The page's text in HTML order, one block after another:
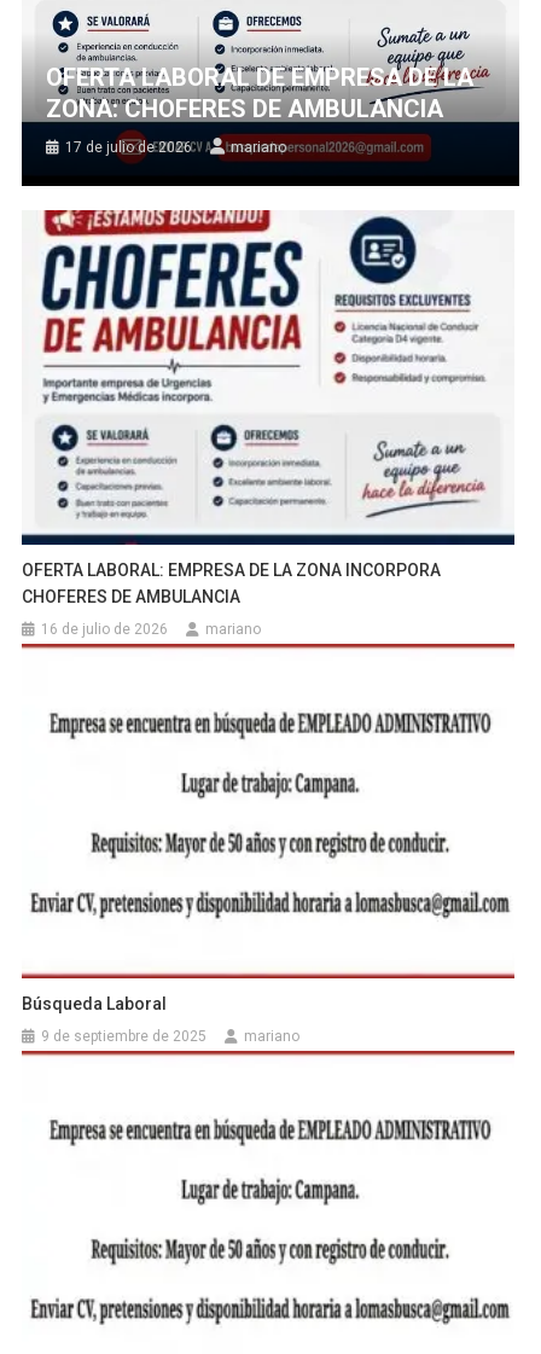
OFERTA LABORAL DE EMPRESA DE LA
ZONA: CHOFERES DE AMBULANCIA
17 de julio de 2026 mariano
OFERTA LABORAL: EMPRESA DE LA ZONA INCORPORA
CHOFERES DE AMBULANCIA
16 de julio de 2026 mariano
Búsqueda Laboral
9 de septiembre de 2025 mariano